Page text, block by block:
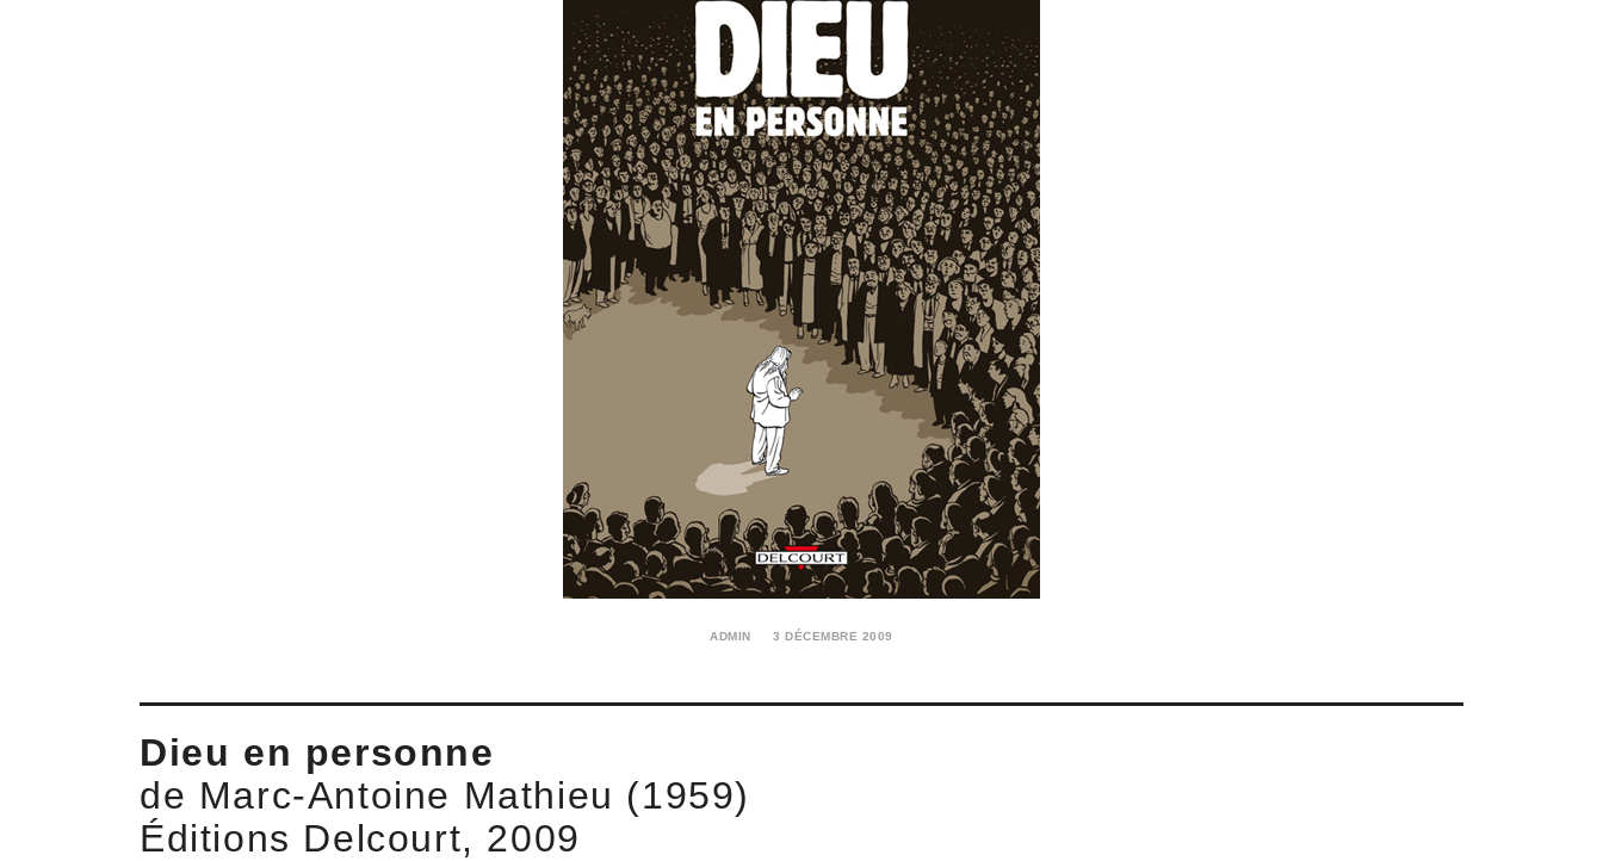
ADMIN
3 DÉCEMBRE 2009
Dieu en personne
de Marc-Antoine Mathieu (1959)
Éditions Delcourt, 2009